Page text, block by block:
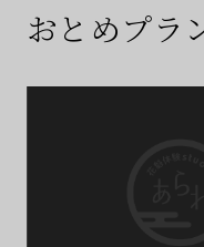
おとめプラ